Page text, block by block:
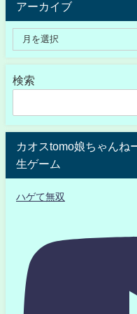
アーカイブ
検索
カオスtomo娘ちゃんね
生ゲーム
ハゲて無双